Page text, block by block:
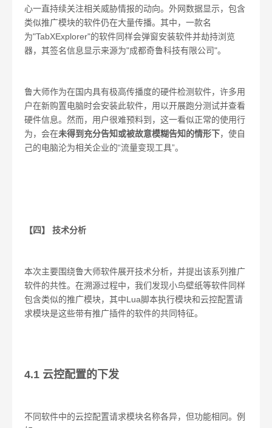
心一直持续关注相关威胁情报的动向。外网数据显示，包含
类似推广模块的软件仍在大量传播。其中，一款名
为"TabXExplorer"的软件同样会弹窗安装软件并劫持浏览
器，其签名信息显示来源为"成都奇鲁科技有限公司"。
鲁大师作为在国内具有极高传播度的硬件检测软件，许多用
户在新购置电脑时会安装此软件，用以开展跑分测试并查看
硬件信息。然而，用户很难预料到，这一看似正常的使用行
为，会在未得到充分告知或被故意模糊告知的情形下，使自
己的电脑沦为相关企业的“流量变现工具”。
【四】 技术分析
本次主要围绕鲁大师软件展开技术分析，并提出该系列推广
软件的共性。在溯源过程中，我们发现小鸟壁纸等软件同样
包含类似的推广模块，其中Lua脚本执行模块和云控配置请
求模块是这些带有推广插件的软件的共同特征。
4.1 云控配置的下发
不同软件中的云控配置请求模块名称各异，但功能相同。例